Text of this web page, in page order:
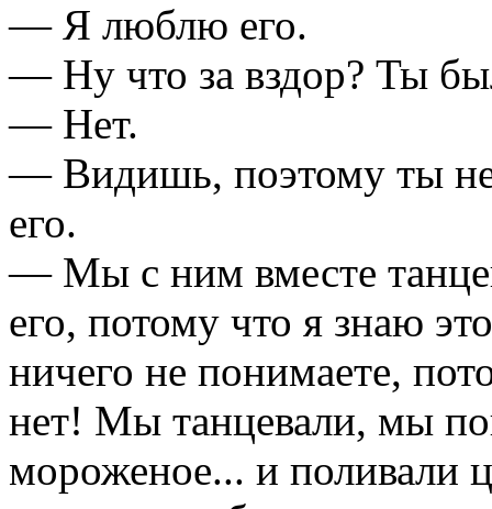
— Я люблю его.
— Ну что за вздор? Ты
— Нет.
— Видишь, поэтому ты
его.
— Мы с ним вместе
его, потому что я знаю
ничего не понимаете,
нет! Мы танцевали, мы
мороженое... и поливали